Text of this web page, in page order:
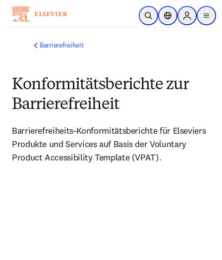
Zum Hauptinhalt wechseln
Suche öffnenStandortauswahl
Sign in to
menu
Barrierefreiheit
Konformitätsberichte zur
Barrierefreiheit
Barrierefreiheits-Konformitätsberichte für Elseviers
Produkte und Services auf Basis der Voluntary
Product Accessibility Template (VPAT).